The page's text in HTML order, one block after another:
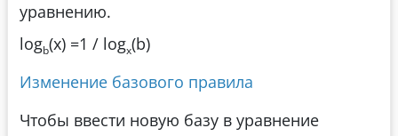
уравнению.
logb(x) =1 / logx(b)
Изменение базового правила
Чтобы ввести новую базу в уравнение